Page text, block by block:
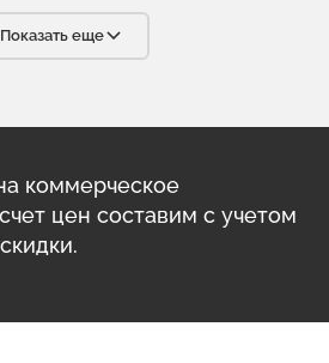
партнёра, что очень важно в
бизнеса. С радостью будем
своим партнёрам.
Показать еще
коммерческое
цен составим с учетом